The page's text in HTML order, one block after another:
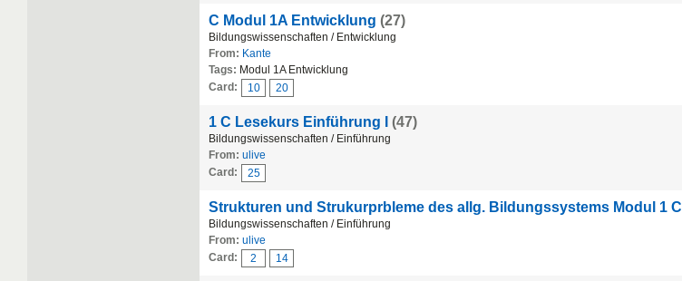
C Modul 1A Entwicklung (27)
Bildungswissenschaften / Entwicklung
From: Kante
Tags: Modul 1A Entwicklung
Card:
10 20
1 C Lesekurs Einführung I (47)
Bildungswissenschaften / Einführung
From: ulive
Card:
25
Strukturen und Strukurprbleme des allg. Bildungssystems Modul 1 C
Bildungswissenschaften / Einführung
From: ulive
Card:
2 14